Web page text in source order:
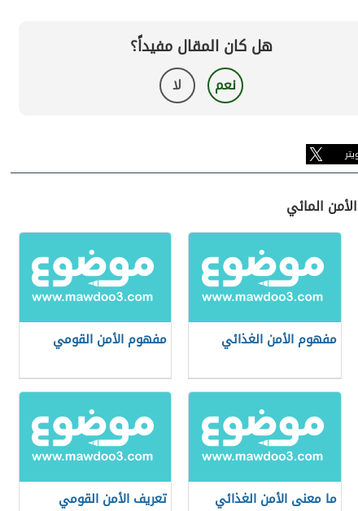
هل كان المقال مفيداً؟
نعم لا
المائي
مفهوم الأمن الغذائي مفهوم الأمن القومي
ما معنى الأمن الغذائي تعريف الأمن القومي